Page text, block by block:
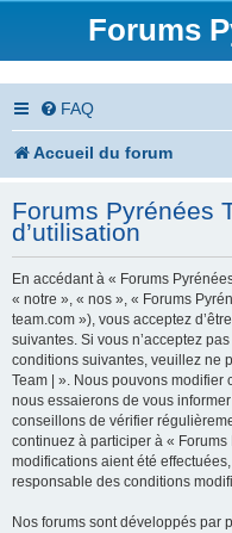
Forums
FAQ
Accueil du forum
Forums Pyrénées
d’utilisation
En accédant à « Forums
« notre », « nos », « Forums
team.com »), vous acceptez
suivantes. Si vous n’acceptez
conditions suivantes, veuillez ne
Team | ». Nous pouvons modifier
nous essaierons de vous
conseillons de vérifier
continuez à participer à «
modifications aient été
responsable des conditions
Nos forums sont développés par